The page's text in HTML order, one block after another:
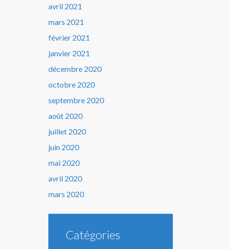
avril 2021
mars 2021
février 2021
janvier 2021
décembre 2020
octobre 2020
septembre 2020
août 2020
juillet 2020
juin 2020
mai 2020
avril 2020
mars 2020
Catégories